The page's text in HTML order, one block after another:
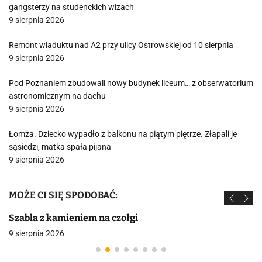
gangsterzy na studenckich wizach
9 sierpnia 2026
Remont wiaduktu nad A2 przy ulicy Ostrowskiej od 10 sierpnia
9 sierpnia 2026
Pod Poznaniem zbudowali nowy budynek liceum… z obserwatorium
astronomicznym na dachu
9 sierpnia 2026
Łomża. Dziecko wypadło z balkonu na piątym piętrze. Złapali je
sąsiedzi, matka spała pijana
9 sierpnia 2026
MOŻE CI SIĘ SPODOBAĆ:
Szabla z kamieniem na czołgi
9 sierpnia 2026